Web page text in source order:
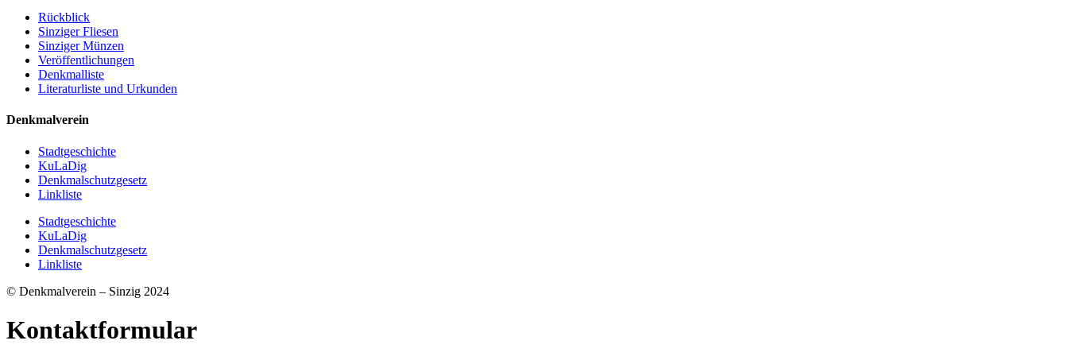
Rückblick
Sinziger Fliesen
Sinziger Münzen
Veröffentlichungen
Denkmalliste
Literaturliste und Urkunden
Denkmalverein
Stadtgeschichte
KuLaDig
Denkmalschutzgesetz
Linkliste
Stadtgeschichte
KuLaDig
Denkmalschutzgesetz
Linkliste
© Denkmalverein – Sinzig 2024
Kontaktformular